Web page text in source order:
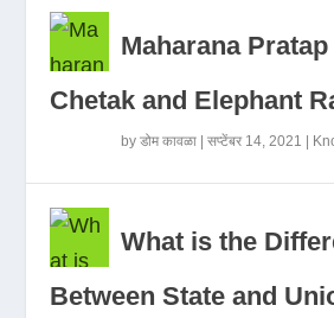
Maharana
Chetak and Elephant
byडोम कावळा |सप्टेंबर 14, 2021
What is the
Between State and